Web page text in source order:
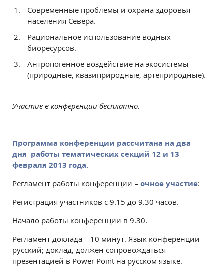
Современные проблемы и охрана здоровья
населения Севера.
Рациональное использование водных
биоресурсов.
Антропогенное воздействие на экосистемы
(природные, квазиприродные, артеприродные).
Участие в конференции бесплатно.
Программа конференции рассчитана на два
дня работы тематических секций 12 и 13
февраля 2013 года.
Регламент работы конференции – очное участие:
Регистрация участников с 9.15 до 9.30 часов.
Начало работы конференции в 9.30.
Регламент доклада – 10 минут. Язык конференции –
русский; доклад, должен сопровождаться
презентацией в Power Point на русском языке.